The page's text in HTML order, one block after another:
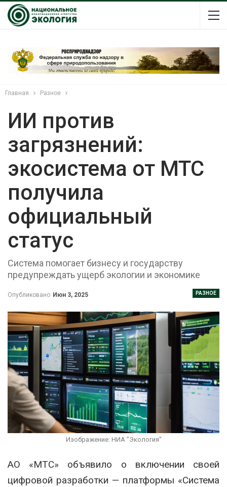
Главная Разное
ИИ против
загрязнений:
экосистема от МТС
получила
официальный
статус
Система помогает бизнесу и государству
предупреждать ущерб экологии и экономике
РАЗНОЕ
Опубликовано Июн 3, 2025
Изображение: НИА "Экология"
АО «МТС» объявило о включении своей
цифровой разработки — платформы «Система